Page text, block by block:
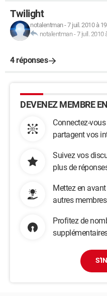
Twilight
notalentman-7 juil. 2010 à
notalentman-7 juil. 2010
4 réponses
DEVENEZ MEMBRE
Connectez-
partagent vos
Suivez vos
plus de
Mettez en
autres membres
Profitez de